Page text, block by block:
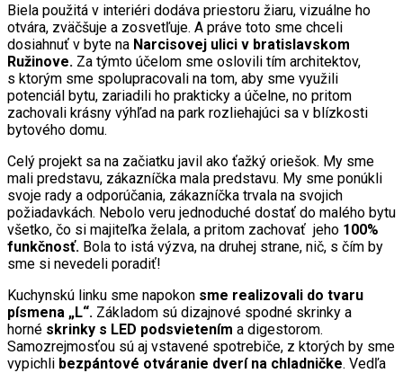
Biela použitá v interiéri dodáva priestoru žiaru, vizuálne ho
otvára, zväčšuje a zosvetľuje. A práve toto sme chceli
dosiahnuť v byte na Narcisovej ulici v bratislavskom
Ružinove. Za týmto účelom sme oslovili tím architektov,
s ktorým sme spolupracovali na tom, aby sme využili
potenciál bytu, zariadili ho prakticky a účelne, no pritom
zachovali krásny výhľad na park rozliehajúci sa v blízkosti
bytového domu.
Celý projekt sa na začiatku javil ako ťažký oriešok. My sme
mali predstavu, zákazníčka mala predstavu. My sme ponúkli
svoje rady a odporúčania, zákazníčka trvala na svojich
požiadavkách. Nebolo veru jednoduché dostať do malého bytu
všetko, čo si majiteľka želala, a pritom zachovať jeho 100%
funkčnosť. Bola to istá výzva, na druhej strane, nič, s čím by
sme si nevedeli poradiť!
Kuchynskú linku sme napokon sme realizovali do tvaru
písmena „L“. Základom sú dizajnové spodné skrinky a
horné skrinky s LED podsvietením a digestorom.
Samozrejmosťou sú aj vstavené spotrebiče, z ktorých by sme
vypichli bezpántové otváranie dverí na chladničke. Vedľa